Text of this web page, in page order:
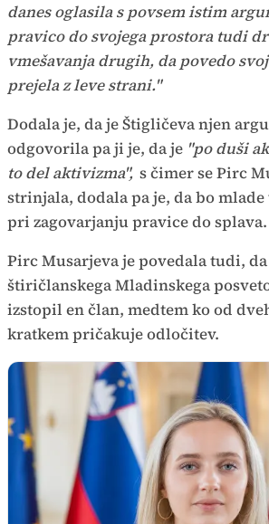
danes oglasila s povsem istim
pravico do svojega prostora tudi
vmešavanja drugih, da povedo
prejela z leve strani."
Dodala je, da je Štigličeva njen
odgovorila pa ji je, da je "po duši
to del aktivizma", s čimer se Pirc
strinjala, dodala pa je, da bo
pri zagovarjanju pravice do splava.
Pirc Musarjeva je povedala tudi,
štiričlanskega Mladinskega
izstopil en član, medtem ko od
kratkem pričakuje odločitev.